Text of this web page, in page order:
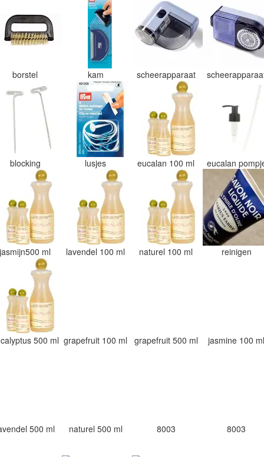
borstel kam scheerapparaat
blocking lusjes eucalan 100 ml eucalan
jasmijn500 ml lavendel 100 ml naturel 100 ml reinigen
500 ml grapefruit 100 ml grapefruit 500 ml jasmine 100
500 ml naturel 500 ml 8003 8003